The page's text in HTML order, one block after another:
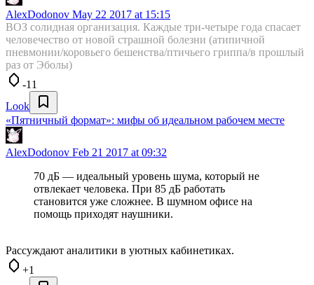
AlexDodonov May 22 2017 at 15:15
ВОЗ солидная организация. Каждые три-четыре года спасает
человечество от новой страшной болезни (атипичной
пневмонии/коровьего бешенства/птичьего гриппа/в прошлый
раз от Эболы)
-11
Look
«Пятничный формат»: мифы об идеальном рабочем месте
AlexDodonov Feb 21 2017 at 09:32
70 дБ — идеальный уровень шума, который не
отвлекает человека. При 85 дБ работать
становится уже сложнее. В шумном офисе на
помощь приходят наушники.
Рассуждают аналитики в уютных кабинетиках.
+1